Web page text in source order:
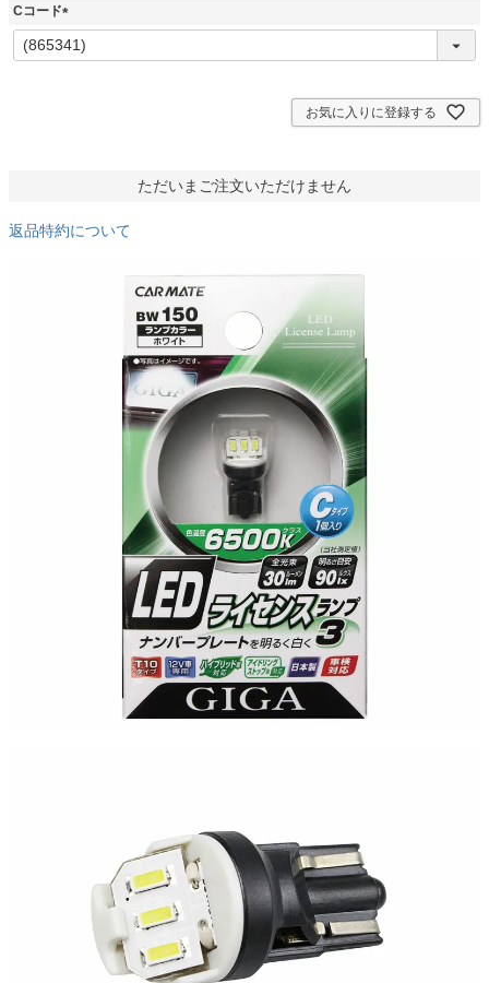
Cコード
(
必
お気に入りに登録する
ただいまご注文いただけません
返品特約について